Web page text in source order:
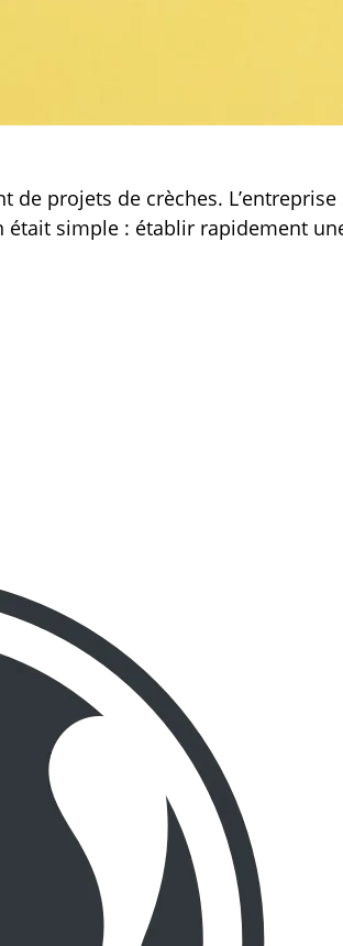
de projets de crèches.
simple : établir rapidement